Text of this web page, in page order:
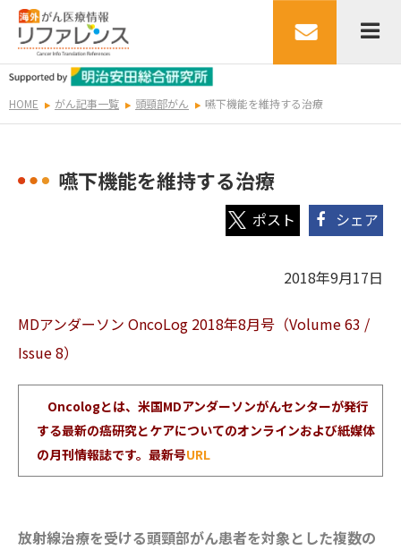
HOME がん記事一覧 頭頸部がん 嚥下機能を維持する治療
嚥下機能を維持する治療
シェア
2018年9月17日
MDアンダーソン OncoLog 2018年8月号（Volume 63 /
Issue 8）
Oncologとは、米国MDアンダーソンがんセンターが発行
する最新の癌研究とケアについてのオンラインおよび紙媒体
の月刊情報誌です。最新号URL
放射線治療を受ける頭頸部がん患者を対象とした複数の